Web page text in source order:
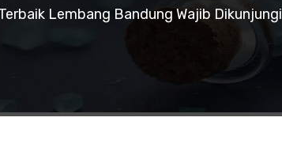
Lembang Bandung Wajib Dikunjungi